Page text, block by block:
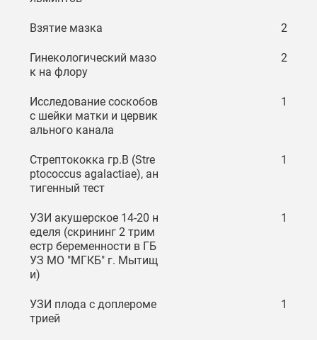
Взятие мазка 2
Гинекологический мазо
к на флору
2
Исследование соскобов
с шейки матки и цервик
ального канала
1
Стрептококка гр.В (Stre
ptococcus agalactiae), ан
тигенный тест
1
УЗИ акушерское 14-20 н
еделя (скрининг 2 трим
естр беременности в ГБ
УЗ МО "МГКБ" г. Мытищ
и)
1
УЗИ плода с доплероме
трией
1